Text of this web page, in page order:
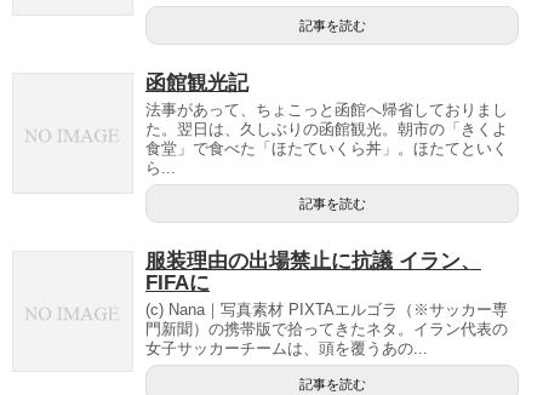
記事を読む
函館観光記
法事があって、ちょこっと函館へ帰省しておりまし
た。翌日は、久しぶりの函館観光。朝市の「きくよ
食堂」で食べた「ほたていくら丼」。ほたてといく
ら...
記事を読む
服装理由の出場禁止に抗議 イラン、
FIFAに
(c) Nana｜写真素材 PIXTAエルゴラ（※サッカー専
門新聞）の携帯版で拾ってきたネタ。イラン代表の
女子サッカーチームは、頭を覆うあの...
記事を読む